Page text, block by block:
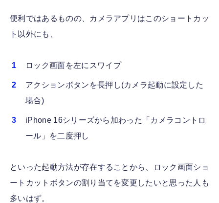
便利ではあるものの、カメラアプリはこのショートカッ
ト以外にも、
ロック画面を左にスワイプ
アクションボタンを長押し(カメラ起動に設定した
場合)
iPhone 16シリーズから加わった「カメラコントロ
ール」を二度押し
といった起動方法が存在することから、ロック画面ショ
ートカットボタンの割り当てを変更したいと思った人も
多いはず。